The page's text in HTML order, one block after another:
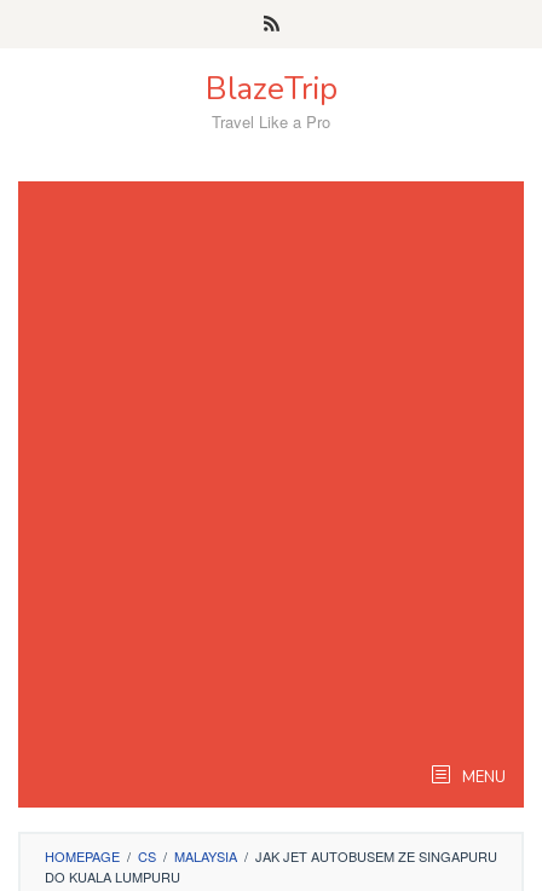
BlazeTrip
Travel Like a Pro
MENU
HOMEPAGE / CS / MALAYSIA / JAK JET AUTOBUSEM ZE SINGAPURU
DO KUALA LUMPURU